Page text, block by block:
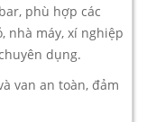
phù hợp các
nhà máy, xí nghiệp
dụng.
van an toàn, đảm